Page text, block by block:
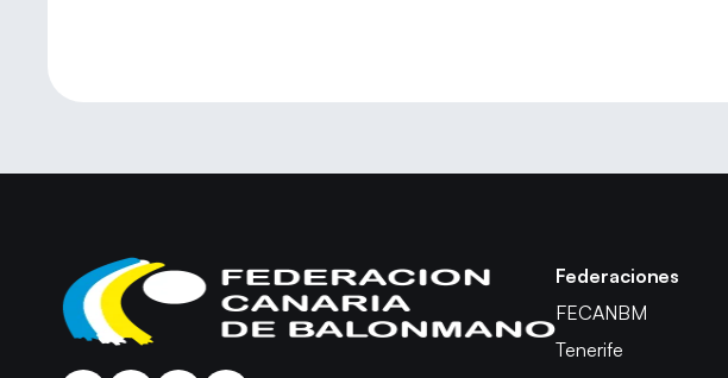
Federaciones
FECANBM
Tenerife